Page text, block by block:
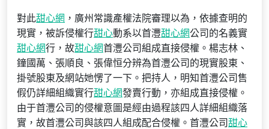
對此甜心網 ，廣州常識產權法院審理以為，依據查明的
現實，被訴侵權行甜心動系以首灃甜心網公司的名義實
甜心網行，故甜心網首灃公司組成直接侵權。楊志林、
鐘國萬、張順良、張偉恒分辨為首灃公司的現實股東、
掛號股東及網站她愣了一下。把持人，明知首灃公司售
假仍詳細組織實行甜心網發賣行動，亦組成直接侵權。
由于首灃公司的侵權意圖是經由過程該四人詳細組織落
實，故首灃公司與該四人組成配合侵權。首灃公司甜心